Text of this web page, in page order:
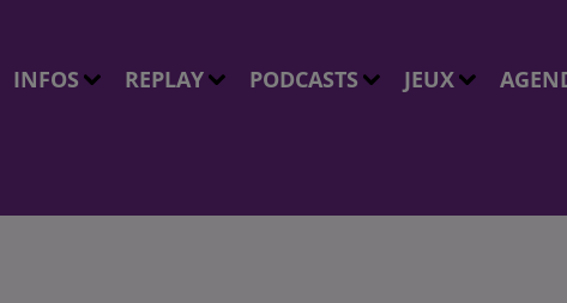
INFOS REPLAY PODCASTS JEUX